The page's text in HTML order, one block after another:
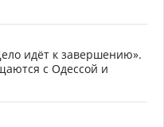
идёт к завершению».
с Одессой и